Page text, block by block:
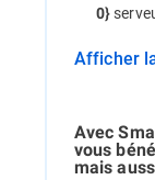
0}
Afficher
Avec
vous
mais